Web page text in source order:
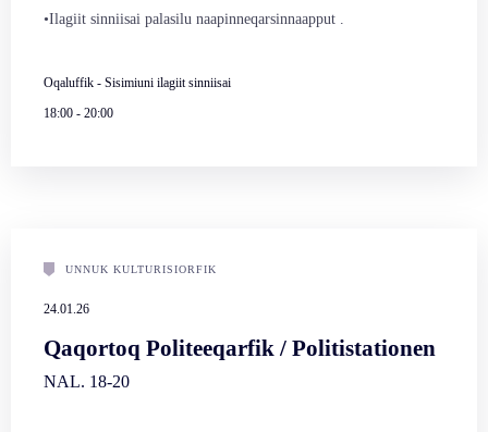
•Ilagiit sinniisai palasilu naapinneqarsinnaapput .
Oqaluffik - Sisimiuni ilagiit sinniisai
18:00 - 20:00
UNNUK KULTURISIORFIK
24.01.26
Qaqortoq Politeeqarfik / Politistationen
NAL. 18-20